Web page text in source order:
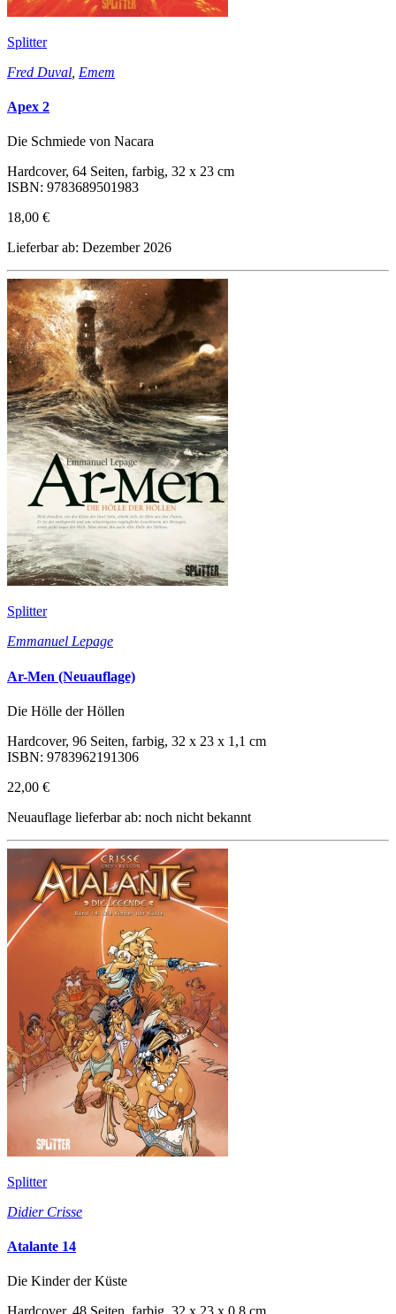
Splitter
Fred Duval Emem
Apex 2
Die Schmiede von Nacara
Hardcover, 64 Seiten, farbig, 32 x 23 cm
ISBN: 9783689501983
18,00 €
Lieferbar ab: Dezember 2026
Splitter
Emmanuel Lepage
Ar-Men (Neuauflage)
Die Hölle der Höllen
Hardcover, 96 Seiten, farbig, 32 x 23 x 1,1 cm
ISBN: 9783962191306
22,00 €
Neuauflage lieferbar ab: noch nicht bekannt
Splitter
Didier Crisse
Atalante 14
Die Kinder der Küste